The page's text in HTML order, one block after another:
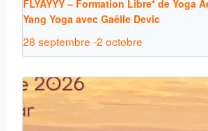
FLYAYYY – Formation Libre* de Yoga
Yang Yoga avec Gaëlle Devic
28 septembre -2 octobre